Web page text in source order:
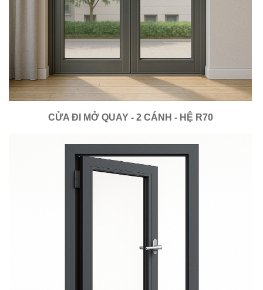
CỬA ĐI MỞ QUAY - 2 CÁNH - HỆ R70